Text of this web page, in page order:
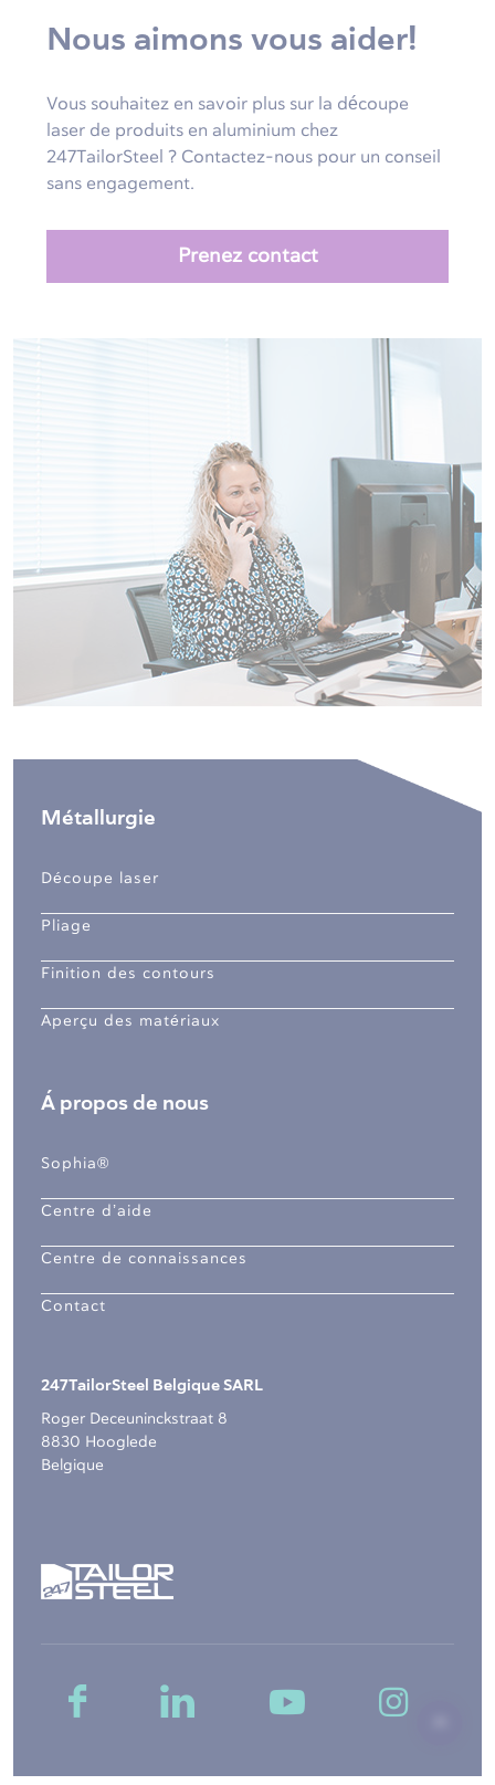
Nous aimons vous aider!
Vous souhaitez en savoir plus sur la découpe
laser de produits en aluminium chez
247TailorSteel ? Contactez-nous pour un conseil
sans engagement.
Prenez contact
Métallurgie
Découpe laser
Pliage
Finition des contours
Aperçu des matériaux
Á propos de nous
Sophia®
Centre d’aide
Centre de connaissances
Contact
247TailorSteel Belgique SARL
Roger Deceuninckstraat 8
8830 Hooglede
Belgique